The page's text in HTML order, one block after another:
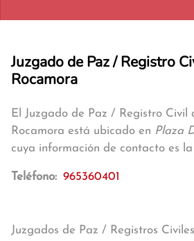
Juzgado de Paz / Registro
Rocamora
El Juzgado de Paz / Registro Civil
Rocamora está ubicado en Plaza
cuya información de contacto es
Teléfono: 965360401
Juzgados de Paz / Registros